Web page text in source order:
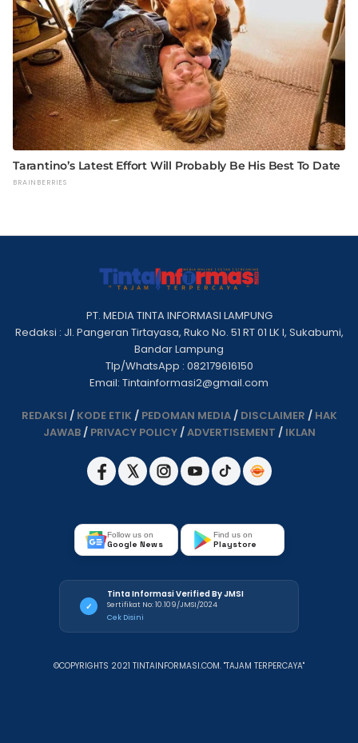
PT. MEDIA TINTA INFORMASI LAMPUNG
Redaksi : Jl. Pangeran Tirtayasa, Ruko No. 51 RT 01 LK I, Sukabumi,
Bandar Lampung
Tlp/WhatsApp : 082179616150
Email: Tintainformasi2@gmail.com
REDAKSI / KODE ETIK / PEDOMAN MEDIA/ DISCLAIMER / HAK
JAWAB/ PRIVACY POLICY/ADVERTISEMENT / IKLAN
Follow us on
Google News
Find us on
Playstore
✓
Tinta Informasi Verified By JMSI
Sertifikat No: 10.109/JMSI/2024
Cek Disini
©COPYRIGHTS 2021 TINTAINFORMASI.COM. "TAJAM TERPERCAYA"